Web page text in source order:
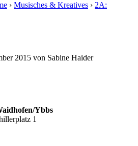
› Musisches & Kreatives › 2A:
2015 von Sabine Haider
Ybbs
1